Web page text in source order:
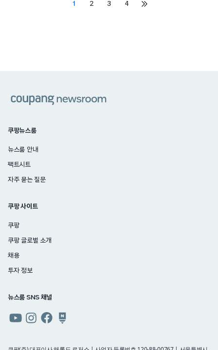
1 2 3 4
다음
쿠팡뉴스룸
뉴스룸 안내
팩트시트
자주 묻는 질문
쿠팡 사이트
쿠팡
쿠팡 글로벌 소개
채용
투자 정보
뉴스룸 SNS 채널
유튜브인스타그램
페이스북네이버